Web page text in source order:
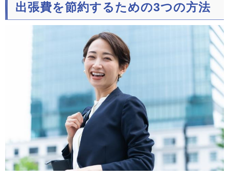
出張費を節約するための3つの方法